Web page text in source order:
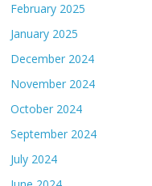
February 2025
January 2025
December 2024
November 2024
October 2024
September 2024
July 2024